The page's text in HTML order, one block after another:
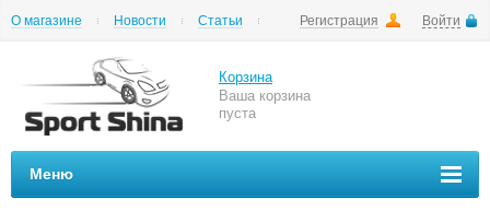
Регистрация Войти
О магазине Новости
Статьи
Корзина
Ваша корзина
пуста
Меню